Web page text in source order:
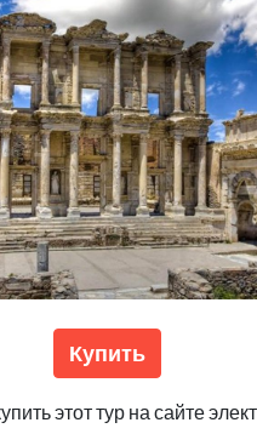
Купить
этот тур на сайте